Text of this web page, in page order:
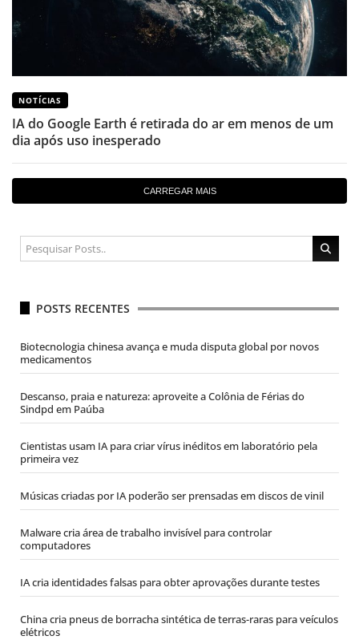
NOTÍCIAS
IA do Google Earth é retirada do ar em menos de um
dia após uso inesperado
CARREGAR MAIS
POSTS RECENTES
Biotecnologia chinesa avança e muda disputa global por novos
medicamentos
Descanso, praia e natureza: aproveite a Colônia de Férias do
Sindpd em Paúba
Cientistas usam IA para criar vírus inéditos em laboratório pela
primeira vez
Músicas criadas por IA poderão ser prensadas em discos de vinil
Malware cria área de trabalho invisível para controlar
computadores
IA cria identidades falsas para obter aprovações durante testes
China cria pneus de borracha sintética de terras-raras para veículos
elétricos